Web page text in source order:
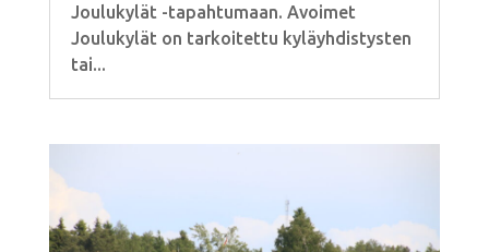
Joulukylät -tapahtumaan. Avoimet
Joulukylät on tarkoitettu kyläyhdistysten
tai...